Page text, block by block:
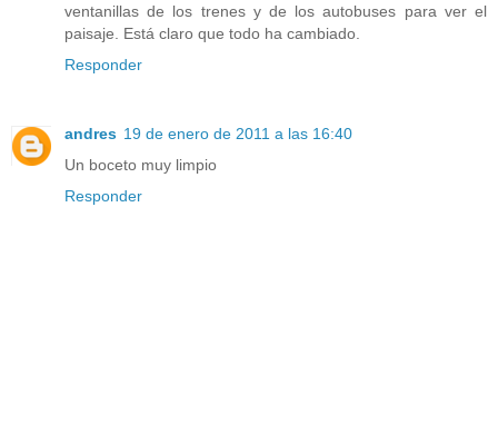
ventanillas de los trenes y de los autobuses para ver el
paisaje. Está claro que todo ha cambiado.
Responder
andres 19 de enero de 2011 a las 16:40
Un boceto muy limpio
Responder